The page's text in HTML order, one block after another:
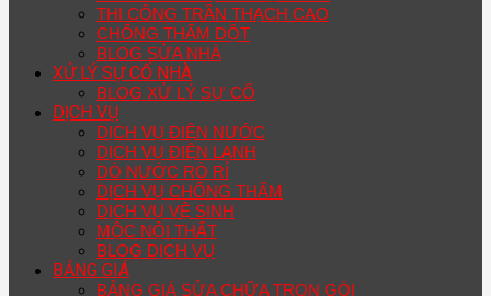
THI CÔNG TRẦN THẠCH CAO
CHỐNG THẤM DỘT
BLOG SỬA NHÀ
XỬ LÝ SỰ CỐ NHÀ
BLOG XỬ LÝ SỰ CỐ
DỊCH VỤ
DỊCH VỤ ĐIỆN NƯỚC
DỊCH VỤ ĐIỆN LẠNH
DÒ NƯỚC RÒ RỈ
DỊCH VỤ CHỐNG THẤM
DỊCH VỤ VỆ SINH
MỘC NỘI THẤT
BLOG DỊCH VỤ
BẢNG GIÁ
BẢNG GIÁ SỬA CHỮA TRỌN GÓI